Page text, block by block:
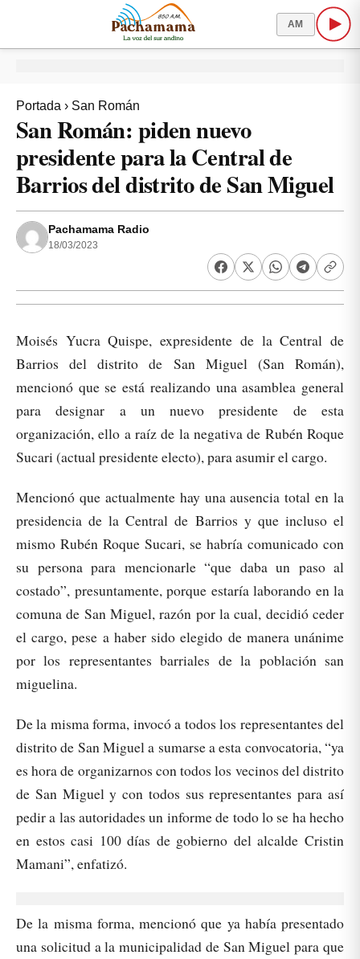
AM
Portada › San Román
San Román: piden nuevo
presidente para la Central de
Barrios del distrito de San Miguel
Pachamama Radio
18/03/2023
Moisés Yucra Quispe, expresidente de la Central de
Barrios del distrito de San Miguel (San Román),
mencionó que se está realizando una asamblea general
para designar a un nuevo presidente de esta
organización, ello a raíz de la negativa de Rubén Roque
Sucari (actual presidente electo), para asumir el cargo.
Mencionó que actualmente hay una ausencia total en la
presidencia de la Central de Barrios y que incluso el
mismo Rubén Roque Sucari, se habría comunicado con
su persona para mencionarle “que daba un paso al
costado”, presuntamente, porque estaría laborando en la
comuna de San Miguel, razón por la cual, decidió ceder
el cargo, pese a haber sido elegido de manera unánime
por los representantes barriales de la población san
miguelina.
De la misma forma, invocó a todos los representantes del
distrito de San Miguel a sumarse a esta convocatoria, “ya
es hora de organizarnos con todos los vecinos del distrito
de San Miguel y con todos sus representantes para así
pedir a las autoridades un informe de todo lo se ha hecho
en estos casi 100 días de gobierno del alcalde Cristin
Mamani”, enfatizó.
De la misma forma, mencionó que ya había presentado
una solicitud a la municipalidad de San Miguel para que